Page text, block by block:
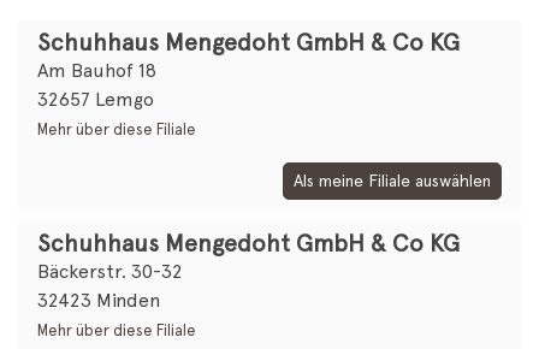
Schuhhaus Mengedoht GmbH & Co KG
Am Bauhof 18
32657 Lemgo
Mehr über diese Filiale
Als meine Filiale auswählen
Schuhhaus Mengedoht GmbH & Co KG
Bäckerstr. 30-32
32423 Minden
Mehr über diese Filiale